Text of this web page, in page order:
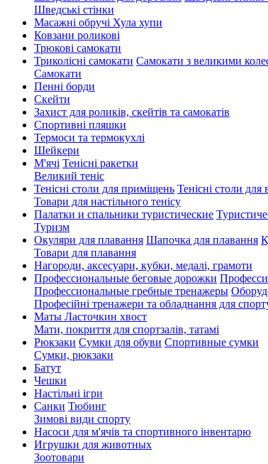
Шведські стінки
Масажні обручі Хула хупи
Ковзани роликові
Трюкові самокати
Триколісні самокати Самокати з великими
Cамокати
Пенні борди
Скейти
Захист для роликів, скейтів та самокатів
Спортивні пляшки
Термоси та термокухлі
Шейкери
М'ячі Тенісні ракетки
Великий теніс
Тенісні столи для приміщень Тенісні столи для
Товари для настільного тенісу
Палатки и спальники туристические
Туризм
Окуляри для плавання Шапочка для плавання
Товари для плавання
Нагороди, аксесуари, кубки, медалі, грамоти
Профессиональные беговые дорожки
Профессиональные гребные тренажеры
Професійні тренажери та обладнання для
Маты Ласточкин хвост
Мати, покриття для спортзалів, татамі
Рюкзаки Сумки для обуви Спортивные сумки
Сумки, рюкзаки
Батут
Чешки
Настільні ігри
Санки Тюбинг
Зимові види спорту
Насоси для м'ячів та спортивного інвентарю
Игрушки для животных
Зоотовари